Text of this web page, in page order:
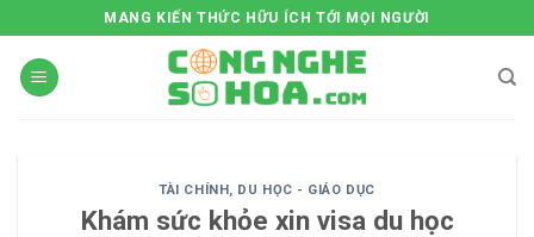
to
content
MANG KIẾN THỨC HỮU ÍCH TỚI MỌI NGƯỜI
TÀI CHÍNH, DU HỌC - GIÁO DỤC
Khám sức khỏe xin visa du học